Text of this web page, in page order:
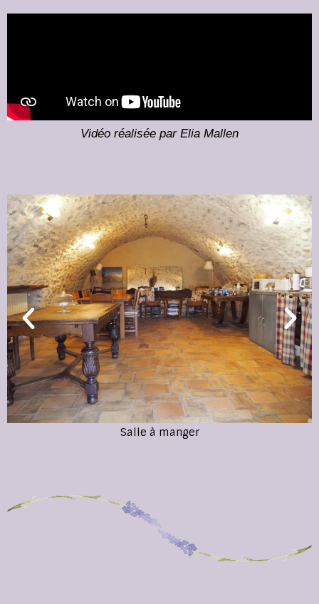
Vidéo réalisée par Elia Mallen
Salle à manger